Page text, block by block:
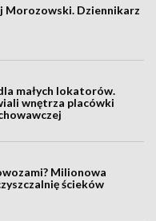
Morozowski. Dziennikarz
małych lokatorów.
wnętrza placówki
Milionowa
ścieków